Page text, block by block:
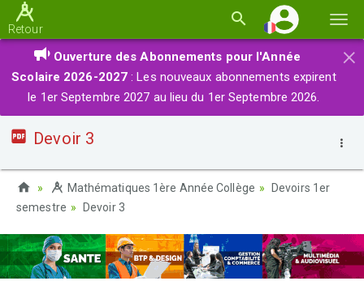
la
Retour
×
Ouverture des Abonnements pour l'Année
Scolaire 2026-2027 : Les nouveaux abonnements expirent
le 1er Septembre 2027 au lieu du 1er Septembre 2026.
Devoir 3
Mathématiques 1ère Année Collège
Devoirs 1er
semestre
Devoir 3